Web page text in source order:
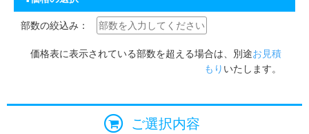
部数の絞込み：
価格表に表示されている部数を超える場合は、別途お見積
もり いたします。
ご選択内容